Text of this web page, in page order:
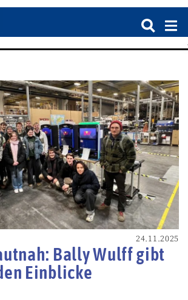
24.11.2025
Bally Wulff gibt
Einblicke